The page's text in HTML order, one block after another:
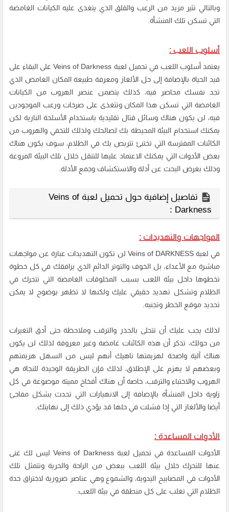
وبالتالي تثير مزيد من الرعب والقلق الذي يتغذى عليه الكيانات الغامضة
التي تسكن تلك المنشأة.
أسلوب اللعب :
يعتمد أسلوب اللعب في تحميل لعبة Veins of Darkness على البقاء على
قيد الحياة بالإضافة إلى حل الألغاز ومعرفة طبيعة المكان الغامض الذي
تجد نفسك محاصر فيه، كذلك يتضمن عنصر الهروب من الكيانات
الغامضة التي تسكن هذا المكان وتتغذى على صرخات ورعب الموجودين
فيه، لن يكون هناك وسائل قتال تقليدية باستخدام الأسلحة النارية لكن
يمكنك استخدام البيئة المحيطة بك لصالحك ولذلك للتخفي والهروب من
الكائنات المفترسة التي تختبئ تتربص بك في الظلام، سوف يكون هناك
بعض الأدوات التي يمكنك الاعتماد عليها للتنقل خلال تلك البيئة المروعة
وذلك بغرض البحث عن أدلة والاستكشاف وجمع الأدلة.
تفاصيل إضافية حول تحميل لعبة Veins of
Darkness :
المواجهات والتهديدات :
في لعبة Veins of DARKNESS لن تكون التهديدات عبارة عن مواجهات
مباشرة مع الأعداء، بل الخوف والتوتر الدائم الذي يرافقك في كل خطوة
تخطوها داخل بيئة اللعب بسبب المخلوقات الغامضة التي تتحرك في
الظلام وتشكل تهديد حقيقي عليك ولكنها لا تظهر بوضوح لا يمكن
تحديد موقع الخطر وتجنبه.
لذلك يجب عليك أن تتحلى بالحذر والترقب وملاحظة حتى أدق التغيرات
من حولك، تذكر أن هذه الكائنات غامضة وغير معروفة لذلك لن يكون
هناك آلية واضحة لهزيمتها ناهيك أنهم ليس من السهل هزيمتهم
وبعضهم لا يهزم على الإطلاق، لذلك فإن الطريقة الوحيدة للنجاة هي
الهروب والاختباء والترقب، خاصة أن هناك أفخاخ مميتة موضوعة في كل
زاوية داخل المنشأة بالإضافة إلى الانهيارات التي تحدث بشكل مفاجئ
أيضا والألغاز التي إذا فشلت في حلها قد يؤدي ذلك إلى نهايتك.
الأدوات المساعدة :
الأدوات المساعدة في تحميل لعبة Veins of Darkness ليس لك غنى
عنها للتحرك خلال بيئة اللعب ببعض من الراحة والحرية وتتمثل تلك
الأدوات في المصابيح اليدوية، والشموع وهي عناصر ضرورية لاختراق حدة
الظلام التي تغلب على كل منطقة في بيئة اللعب.